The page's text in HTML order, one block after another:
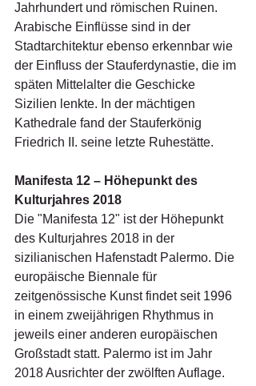
Jahrhundert und römischen Ruinen.
Arabische Einflüsse sind in der
Stadtarchitektur ebenso erkennbar wie
der Einfluss der Stauferdynastie, die im
späten Mittelalter die Geschicke
Sizilien lenkte. In der mächtigen
Kathedrale fand der Stauferkönig
Friedrich II. seine letzte Ruhestätte.
Manifesta 12 – Höhepunkt des
Kulturjahres 2018
Die "Manifesta 12" ist der Höhepunkt
des Kulturjahres 2018 in der
sizilianischen Hafenstadt Palermo. Die
europäische Biennale für
zeitgenössische Kunst findet seit 1996
in einem zweijährigen Rhythmus in
jeweils einer anderen europäischen
Großstadt statt. Palermo ist im Jahr
2018 Ausrichter der zwölften Auflage.